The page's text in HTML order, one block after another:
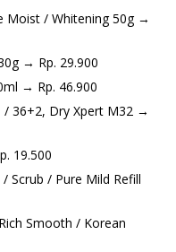
Moist / Whitening 50g →
→ Rp. 29.900
→ Rp. 46.900
/ 36+2, Dry Xpert M32 →
19.500
Scrub / Pure Mild Refill
Smooth / Korean